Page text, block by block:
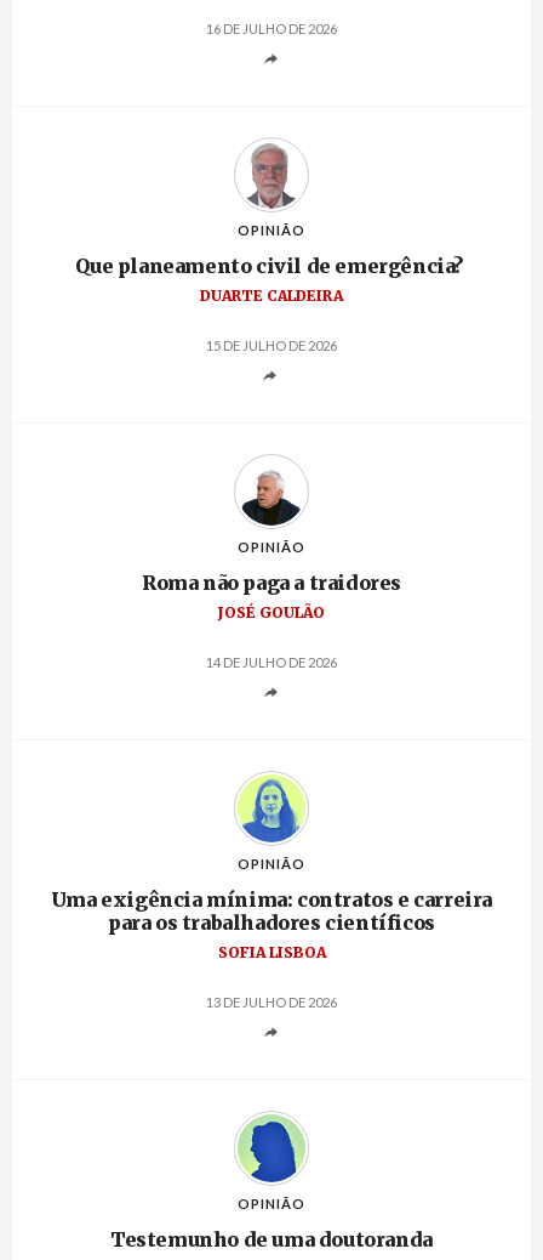
16 DE JULHO DE 2026
OPINIÃO
Que planeamento civil de emergência?
DUARTE CALDEIRA
15 DE JULHO DE 2026
OPINIÃO
Roma não paga a traidores
JOSÉ GOULÃO
14 DE JULHO DE 2026
OPINIÃO
Uma exigência mínima: contratos e carreira
para os trabalhadores científicos
SOFIA LISBOA
13 DE JULHO DE 2026
OPINIÃO
Testemunho de uma doutoranda